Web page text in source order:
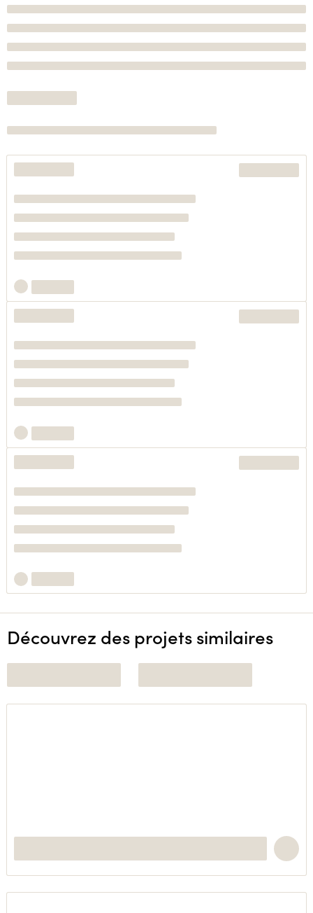
Découvrez des projets similaires